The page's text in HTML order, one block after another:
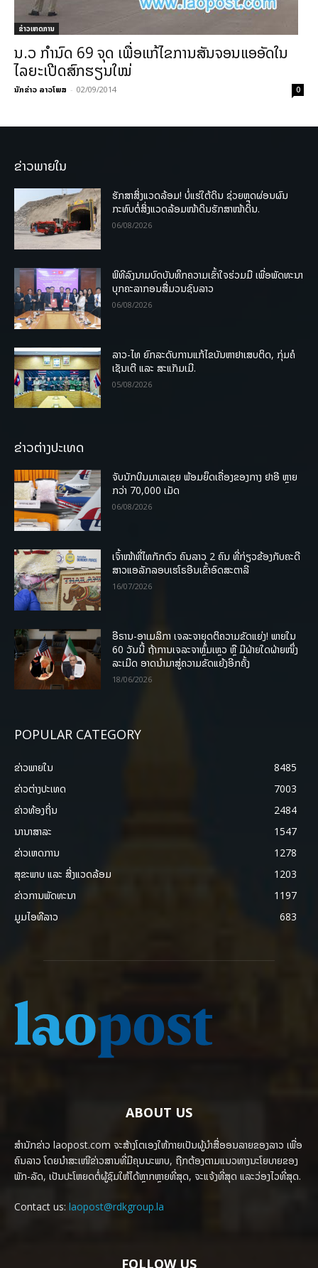
ຂ່າວເຫດການ
ນ.ວ ກຳນົດ 69 ຈຸດ ​ເພື່ອ​ແກ້​ໄຂ​ການ​ສັນຈອນ​ແອ​ອັດ​ໃນ​
ໄລຍະ​ເປີດ​ສົກຮຽນ​ໃໝ່
ນັກຂ່າວ ລາວໂພສ - 02/09/2014 0
ຂ່າວພາຍໃນ
ຮັກສາສິ່ງແວດລ້ອມ! ບໍ່ແຮ່ໃຕ້ດິນ ຊ່ວຍຫຼຸດຜ່ອນຜົນ
ກະທົບຕໍ່ສິ່ງແວດລ້ອມໜ້າດິນຮັກສາໜ້າດິນ.
06/08/2026
ພິທີລົງນາມບົດບັນທຶກຄວາມເຂົ້າໃຈຮ່ວມມື ເພື່ອພັດທະນາ
ບຸກຄະລາກອນສື່ມວນຊົນລາວ
06/08/2026
ລາວ-ໄທ ຍົກລະດັບການແກ້ໄຂບັນຫາຢາເສບຕິດ, ກຸ່ມຄໍ
ເຊັນເຕີ ແລະ ສະແກັມເມີ.
05/08/2026
ຂ່າວຕ່າງປະເທດ
ຈັບນັກບິນມາເລເຊຍ ພ້ອມຍຶດເຄື່ອງຂອງກາງ ຢາອີ ຫຼາຍ
ກວ່າ 70,000 ເມັດ
06/08/2026
ເຈົ້າໜ້າທີ່ໄທກັກຕົວ ຄົນລາວ 2 ຄົນ ທີ່ກ່ຽວຂ້ອງກັບຄະດີ
ສາວແອລັກລອບເຮໂຣອີນເຂົ້າອົດສະຕາລີ
16/07/2026
ອີຣານ-ອາເມລິກາ ເຈລະຈາຍຸດຕິຄວາມຂັດແຍ່ງ! ພາຍໃນ
60 ວັນນີ້ ຖ້າການເຈລະຈາຫຼົ້ມເຫຼວ ຫຼື ມີຝ່າຍໃດຝ່າຍໜຶ່ງ
ລະເມີດ ອາດນໍາມາສູ່ຄວາມຂັດແຍ້ງອີກຄັ້ງ
18/06/2026
POPULAR CATEGORY
ຂ່າວພາຍ​ໃນ
8485
ຂ່າວຕ່າງປະເທດ
7003
ຂ່າວທ້ອງຖິ່ນ
2484
ນານາສາລະ
1547
ຂ່າວເຫດການ
1278
ສຸຂະພາບ ແລະ ສີ່ງແວດລ້ອມ
1203
ຂ່າວການພັດທະນາ
1197
ມູມໄອທີລາວ
683
ABOUT US
ສຳນັກຂ່າວ laopost.com ຈະສ້າງໂຕເອງໃຫ້ກາຍເປັນຜູ້ນຳສື່ອອນລາຍຂອງລາວ ເພື່ອ
ຄົນລາວ ໂດຍນຳສະເໜີຂ່າວສານທີ່ມີຄຸນນະພາບ, ຖືກຕ້ອງຕາມແນວທາງນະໂຍບາຍຂອງ
ພັກ-ລັດ, ເປັນປະໂຫຍດຕໍ່ຜູ້ຊົມໃຫ້ໄດ້ຫຼາກຫຼາຍທີ່ສຸດ, ຈະແຈ້ງທີ່ສຸດ ແລະວ່ອງໄວທີ່ສຸດ.
Contact us: laopost@rdkgroup.la
FOLLOW US